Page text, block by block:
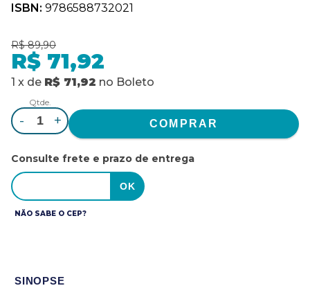
ISBN: 9786588732021
R$ 89,90
R$ 71,92
1 x de R$ 71,92 no Boleto
Qtde.
- +
Consulte frete e prazo de entrega
NÃO SABE O CEP?
SINOPSE